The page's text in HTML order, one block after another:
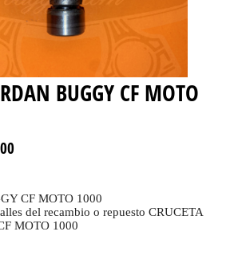
BUGGY CF MOTO
CF MOTO 1000
del recambio o repuesto CRUCETA
MOTO 1000